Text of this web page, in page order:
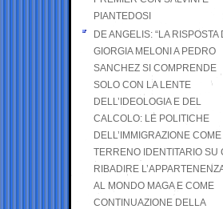
PIANTEDOSI
DE ANGELIS: “LA RISPOSTA
GIORGIA MELONI A PEDRO
SANCHEZ SI COMPRENDE
SOLO CON LA LENTE
DELL’IDEOLOGIA E DEL
CALCOLO: LE POLITICHE
DELL’IMMIGRAZIONE COME
TERRENO IDENTITARIO SU
RIBADIRE
AL MONDO MAGA E COME
CONTINUAZIONE DELLA